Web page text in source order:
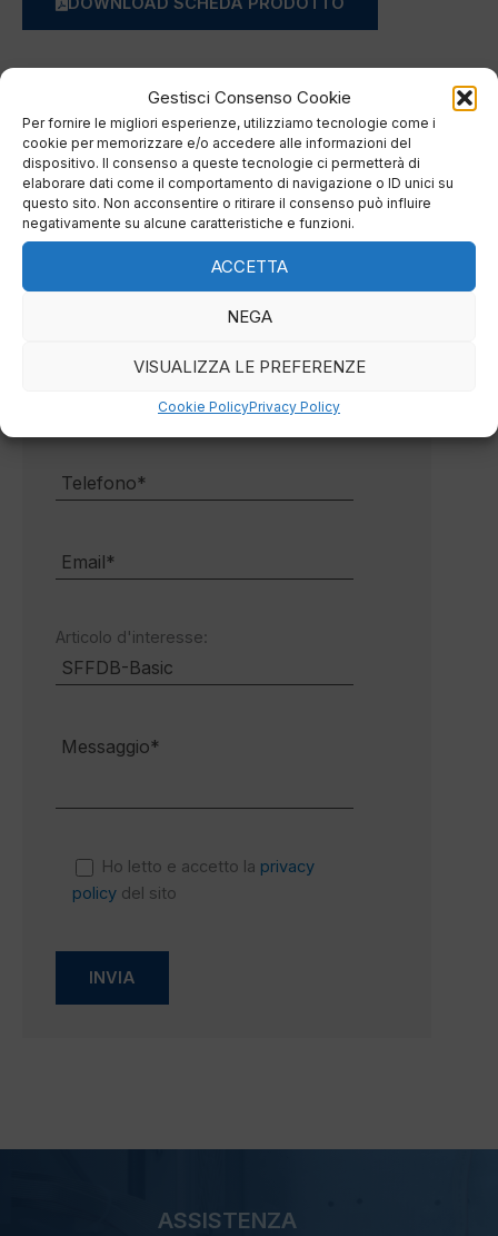
Gestisci Consenso Cookie
Per fornire le migliori esperienze, utilizziamo tecnologie come i
cookie per memorizzare e/o accedere alle informazioni del
dispositivo. Il consenso a queste tecnologie ci permetterà di
elaborare dati come il comportamento di navigazione o ID unici su
questo sito. Non acconsentire o ritirare il consenso può influire
negativamente su alcune caratteristiche e funzioni.
ACCETTA
NEGA
VISUALIZZA LE PREFERENZE
Cookie PolicyPrivacy Policy
Compila la form sottostante per richiedere
informazioni sul prodotto, sarai ricontattato dal nostro
staff.
Articolo d'interesse:
Ho letto e accetto la privacy
policydel sito
ASSISTENZA